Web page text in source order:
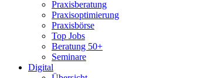
Praxisberatung
Praxisoptimierung
Praxisbörse
Top Jobs
Beratung 50+
Seminare
Digital